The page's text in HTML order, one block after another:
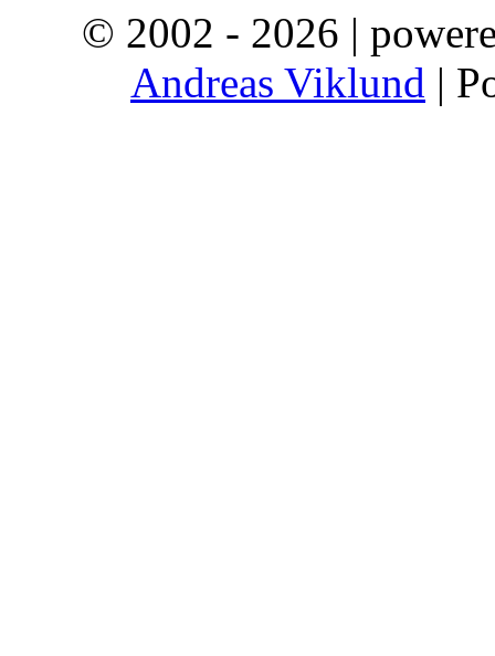
© 2002 - 2026 |
Andreas Viklund |